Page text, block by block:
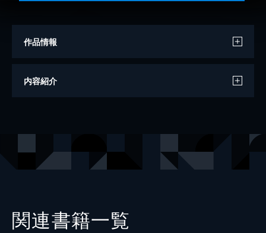
作品情報
著者
内容紹介
関連書籍一覧